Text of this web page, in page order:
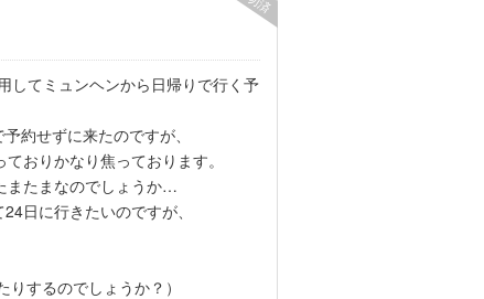
してミュンヘンから日帰りで行く予
約せずに来たのですが、
おりかなり焦っております。
またまなのでしょうか…
日に行きたいのですが、
するのでしょうか？）